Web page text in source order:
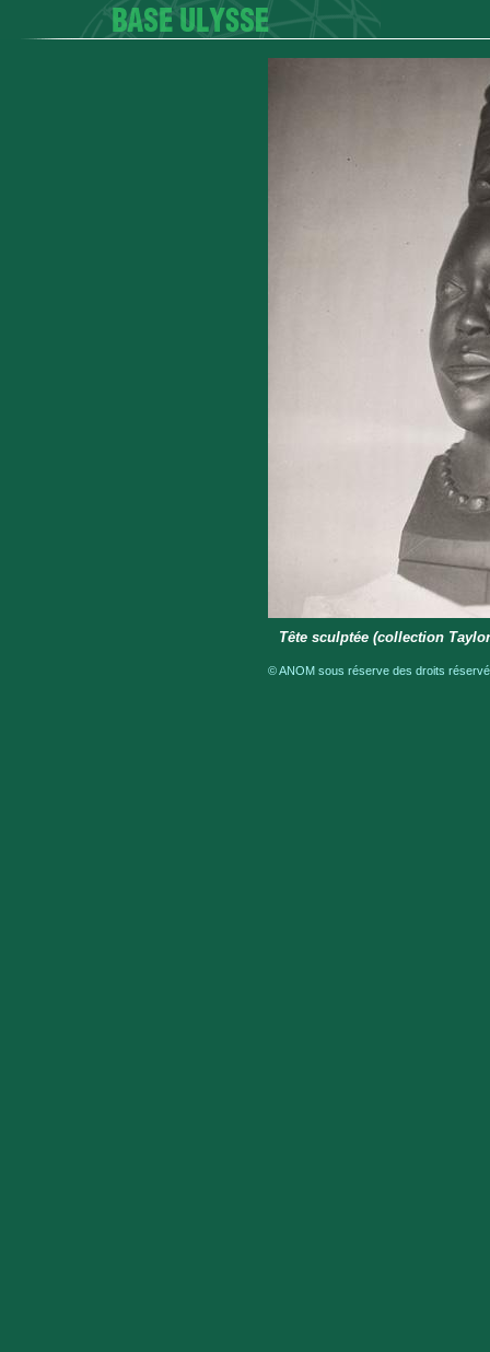
Tête sculptée (collection
© ANOM sous réserve des droits